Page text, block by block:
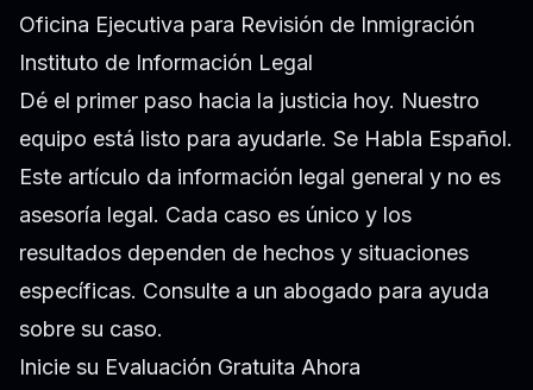
Oficina Ejecutiva para Revisión de Inmigración
Instituto de Información Legal
Dé el primer paso hacia la justicia hoy. Nuestro
equipo está listo para ayudarle. Se Habla Español.
Este artículo da información legal general y no es
asesoría legal. Cada caso es único y los
resultados dependen de hechos y situaciones
específicas. Consulte a un abogado para ayuda
sobre su caso.
Inicie su Evaluación Gratuita Ahora